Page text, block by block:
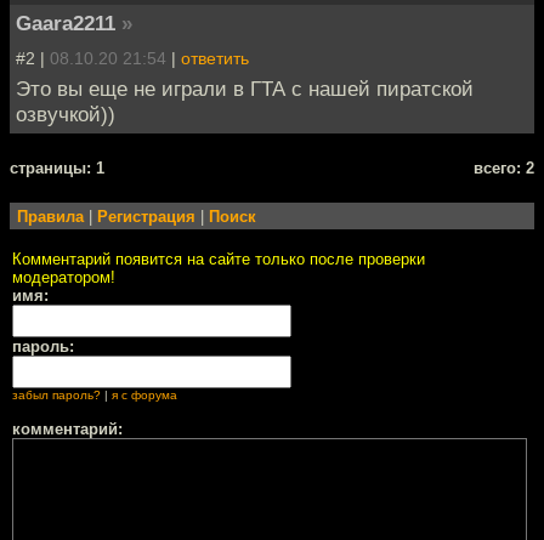
Gaara2211 »
#2 | 08.10.20 21:54 | ответить
Это вы еще не играли в ГТА с нашей пиратской
озвучкой))
cтраницы: 1 всего: 2
Правила | Регистрация | Поиск
Комментарий появится на сайте только после проверки
модератором!
имя:
пароль:
забыл пароль? | я с форума
комментарий: